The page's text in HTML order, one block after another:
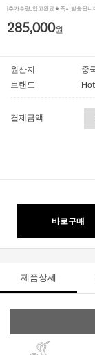
[추가수량_입고완료★즉시발송됩니
285,000원
원산지
중
브랜드
결제금액
바로구매
제품상세